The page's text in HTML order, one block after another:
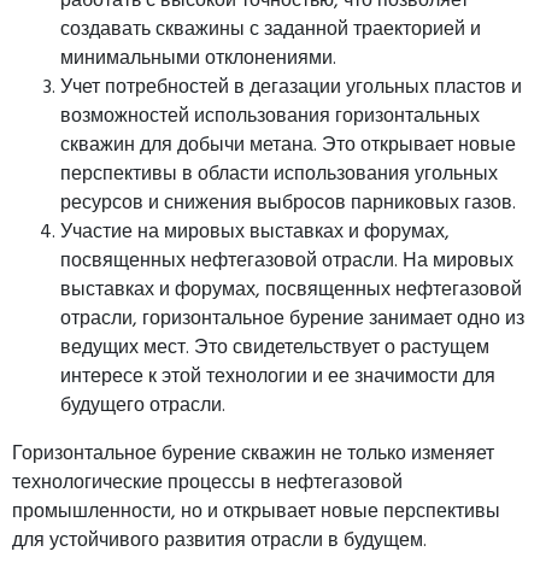
создавать скважины с заданной траекторией и
минимальными отклонениями.
Учет потребностей в дегазации угольных пластов и
возможностей использования горизонтальных
скважин для добычи метана. Это открывает новые
перспективы в области использования угольных
ресурсов и снижения выбросов парниковых газов.
Участие на мировых выставках и форумах,
посвященных нефтегазовой отрасли. На мировых
выставках и форумах, посвященных нефтегазовой
отрасли, горизонтальное бурение занимает одно из
ведущих мест. Это свидетельствует о растущем
интересе к этой технологии и ее значимости для
будущего отрасли.
Горизонтальное бурение скважин не только изменяет
технологические процессы в нефтегазовой
промышленности, но и открывает новые перспективы
для устойчивого развития отрасли в будущем.